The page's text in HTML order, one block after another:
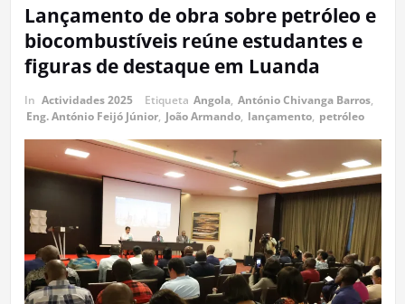
Lançamento de obra sobre petróleo e
biocombustíveis reúne estudantes e
figuras de destaque em Luanda
In Actividades 2025 Etiqueta Angola, António Chivanga Barros,
Eng. António Feijó Júnior, João Armando, lançamento, petróleo